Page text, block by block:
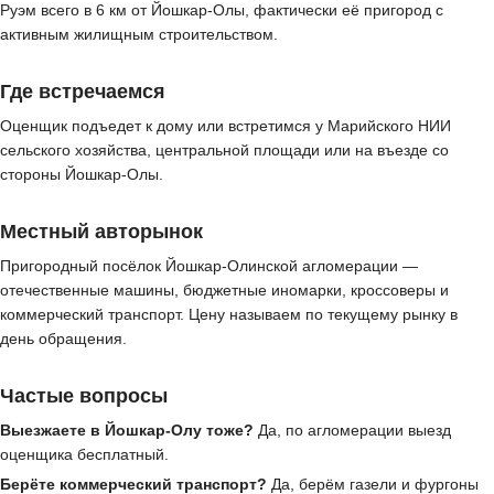
Руэм всего в 6 км от Йошкар-Олы, фактически её пригород с
активным жилищным строительством.
Где встречаемся
Оценщик подъедет к дому или встретимся у Марийского НИИ
сельского хозяйства, центральной площади или на въезде со
стороны Йошкар-Олы.
Местный авторынок
Пригородный посёлок Йошкар-Олинской агломерации —
отечественные машины, бюджетные иномарки, кроссоверы и
коммерческий транспорт. Цену называем по текущему рынку в
день обращения.
Частые вопросы
Выезжаете в Йошкар-Олу тоже? Да, по агломерации выезд
оценщика бесплатный.
Берёте коммерческий транспорт? Да, берём газели и фургоны